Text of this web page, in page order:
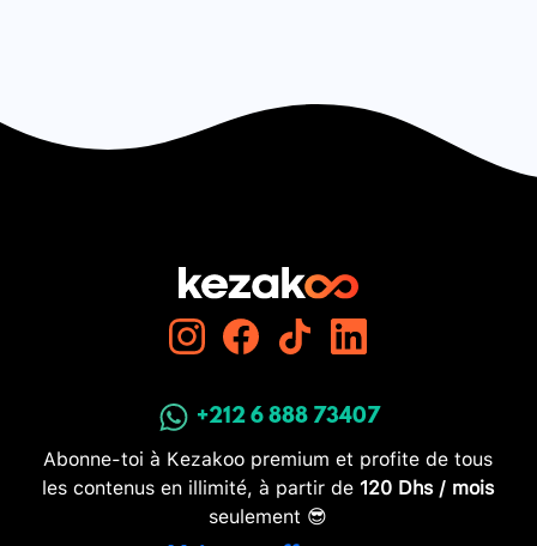
+212 6 888 73407
Abonne-toi à Kezakoo premium et profite de tous
les contenus en illimité, à partir de 120 Dhs / mois
seulement 😎